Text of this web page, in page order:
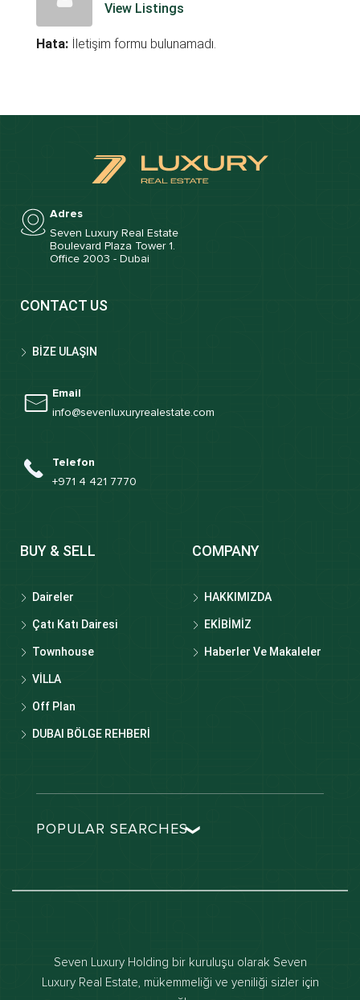
View Listings
Hata: İletişim formu bulunamadı.
Adres
Seven Luxury Real Estate
Boulevard Plaza Tower 1.
Office 2003 - Dubai
CONTACT US
BİZE ULAŞIN
Email
info@sevenluxuryrealestate.com
Telefon
+971 4 421 7770
BUY & SELL
Daireler
Çatı Katı Dairesi
Townhouse
VİLLA
Off Plan
DUBAI BÖLGE REHBERİ
COMPANY
HAKKIMIZDA
EKİBİMİZ
Haberler Ve Makaleler
POPULAR SEARCHES
Properties for sale in dubai
Seven Luxury Holding bir kuruluşu olarak Seven
Luxury Real Estate, mükemmeliği ve yeniliği sizler için